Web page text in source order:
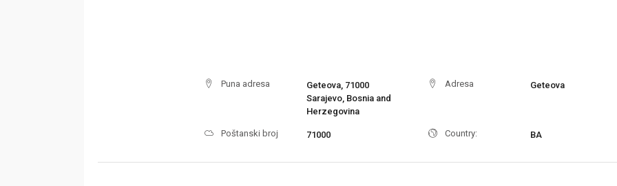
Puna adresa
Geteova, 71000
Sarajevo, Bosnia and
Herzegovina
Adresa Geteova
Poštanski broj 71000 Country: BA